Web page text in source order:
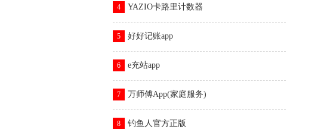
4 YAZIO卡路里计数器
5 好好记账app
6 e充站app
7 万师傅App(家庭服务)
8 钓鱼人官方正版